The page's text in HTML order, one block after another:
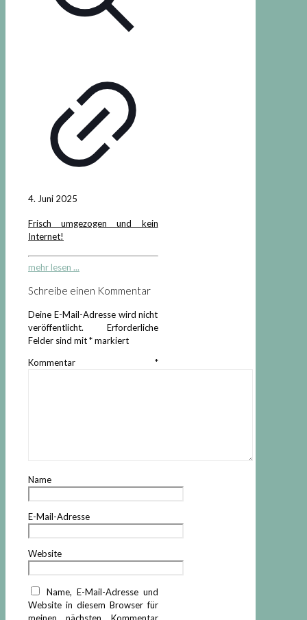
4. Juni 2025
Frisch umgezogen und kein
Internet!
mehr lesen ...
Schreibe einen Kommentar
Deine E-Mail-Adresse wird nicht
veröffentlicht.
Erforderliche
Felder sind mit*markiert
Kommentar *
Name
E-Mail-Adresse
Website
Name, E-Mail-Adresse und
Website in diesem Browser für